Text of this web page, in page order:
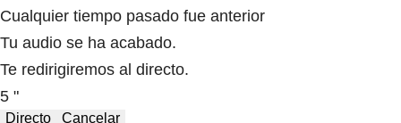
Cualquier tiempo pasado fue anterior
Tu audio se ha acabado.
Te redirigiremos al directo.
5 "
Directo Cancelar